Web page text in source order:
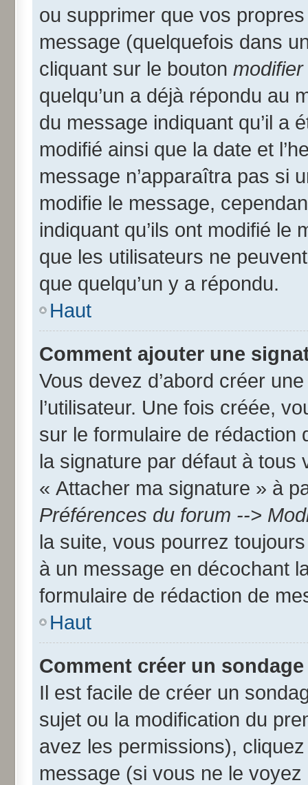
ou supprimer que vos
message (quelquefois dans
cliquant sur le bouton modifier
quelqu’un a déjà répondu au
du message indiquant qu’il a
modifié ainsi que la date et
message n’apparaîtra pas si
modifie le message,
indiquant qu’ils ont modifié le
que les utilisateurs ne
que quelqu’un y a répondu.
Haut
Comment ajouter une
Vous devez d’abord créer
l’utilisateur. Une fois créée,
sur le formulaire de rédaction
la signature par défaut à tous
« Attacher ma signature » à
Préférences du forum -->
la suite, vous pourrez
à un message en décochant
formulaire de rédaction de
Haut
Comment créer un
Il est facile de créer un
sujet ou la modification du
avez les permissions),
message (si vous ne le